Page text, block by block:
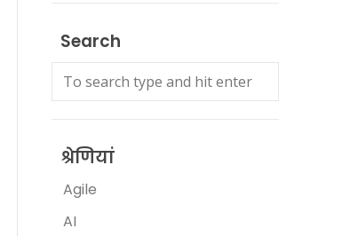
Search
श्रेणियां
Agile
AI